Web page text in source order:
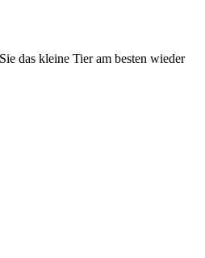
das kleine Tier am besten wieder